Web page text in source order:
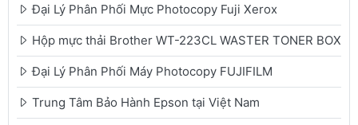
Đại Lý Phân Phối Mực Photocopy Fuji Xerox
Hộp mực thải Brother WT-223CL WASTER TONER BOX
Đại Lý Phân Phối Máy Photocopy FUJIFILM
Trung Tâm Bảo Hành Epson tại Việt Nam